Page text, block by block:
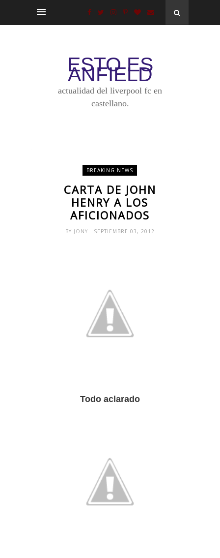
ESTO ES
ANFIELD
actualidad del liverpool fc en
castellano.
BREAKING NEWS
CARTA DE JOHN
HENRY A LOS
AFICIONADOS
BY JONY - SEPTIEMBRE 03, 2012
Todo aclarado